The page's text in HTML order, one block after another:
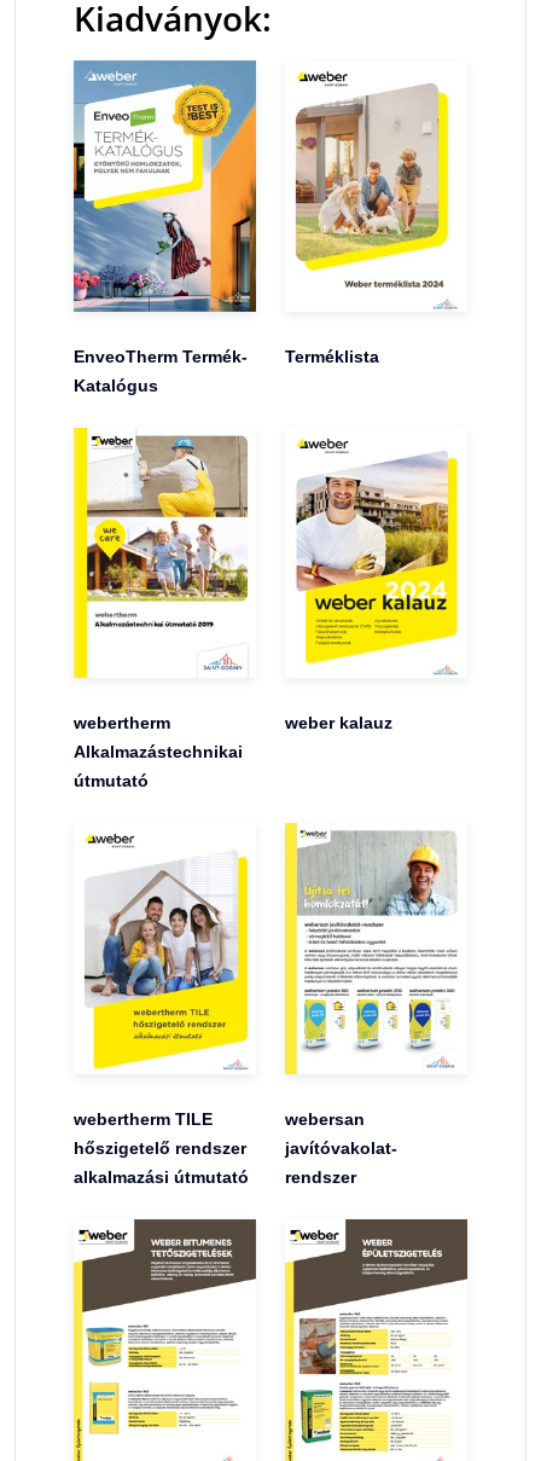
Kiadványok:
EnveoTherm Termék-
Katalógus
Terméklista
webertherm
Alkalmazástechnikai
útmutató
weber kalauz
webertherm TILE
hőszigetelő rendszer
alkalmazási útmutató
webersan
javítóvakolat-
rendszer